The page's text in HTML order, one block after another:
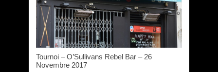
Tournoi – O’Sullivans Rebel Bar – 26
Novembre 2017